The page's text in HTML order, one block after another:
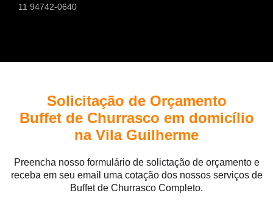
11 94742-0640
Solicitação de Orçamento
Buffet de Churrasco em domicílio
na Vila Guilherme
Preencha nosso formulário de solictação de orçamento e
receba em seu email uma cotação dos nossos serviços de
Buffet de Churrasco Completo.